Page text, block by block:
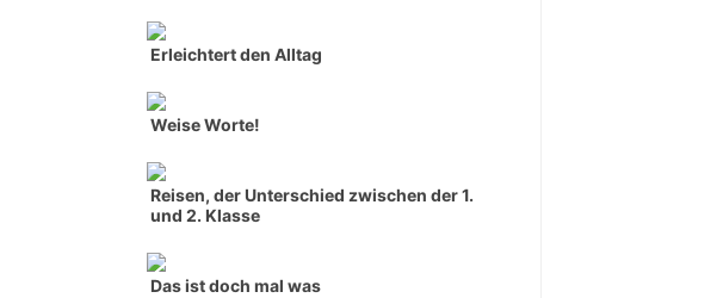
Erleichtert den Alltag
Weise Worte!
Reisen, der Unterschied zwischen der 1.
und 2. Klasse
Das ist doch mal was